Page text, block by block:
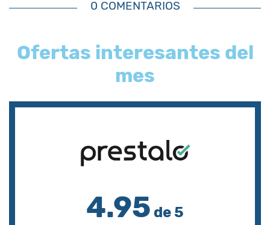
0 COMENTARIOS
Ofertas interesantes del
mes
4.95 de 5